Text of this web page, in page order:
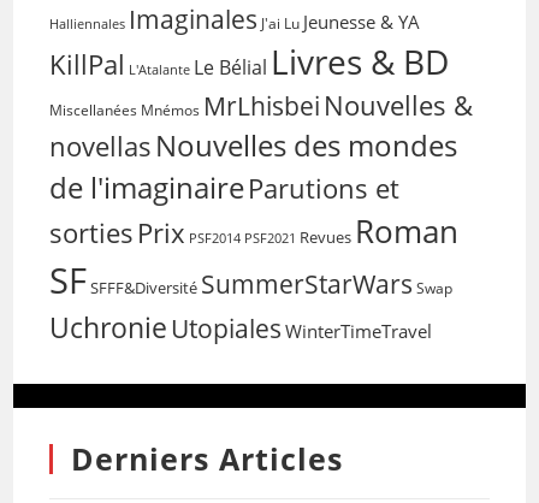
Halliennales Imaginales J'ai Lu Jeunesse & YA
KillPal L'Atalante Le Bélial Livres & BD
Miscellanées Mnémos MrLhisbei Nouvelles &
novellas Nouvelles des mondes
de l'imaginaireParutions et
sorties Prix PSF2014 PSF2021 Revues Roman
SFSFFF&Diversité SummerStarWars Swap
Uchronie Utopiales WinterTimeTravel
Derniers Articles